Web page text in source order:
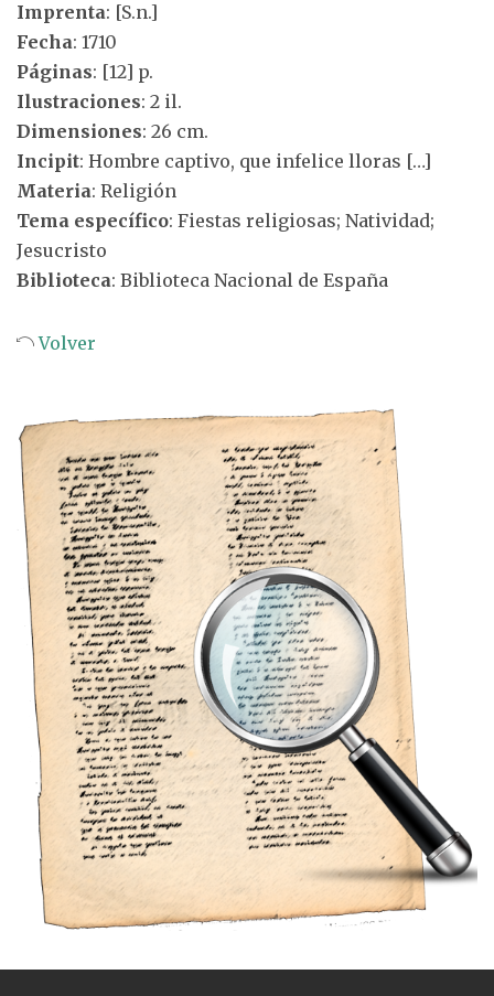
Imprenta: [S.n.]
Fecha: 1710
Páginas: [12] p.
Ilustraciones: 2 il.
Dimensiones: 26 cm.
Incipit: Hombre captivo, que infelice lloras […]
Materia: Religión
Tema específico: Fiestas religiosas; Natividad;
Jesucristo
Biblioteca: Biblioteca Nacional de España
Volver